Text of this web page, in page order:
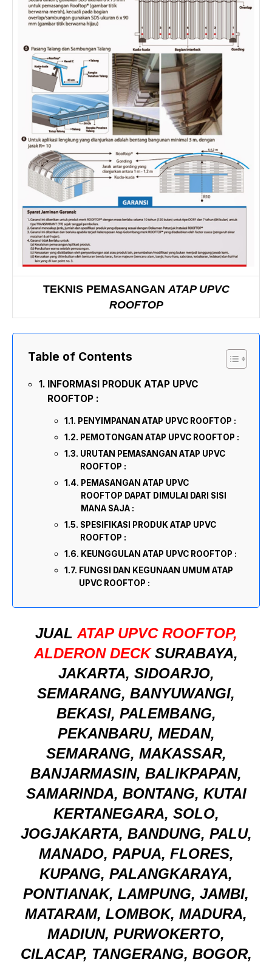
TEKNIS PEMASANGANATAP UPVC
ROOFTOP
Table of Contents
INFORMASI PRODUK ATAP UPVC
ROOFTOP :
PENYIMPANAN ATAP UPVC ROOFTOP :
PEMOTONGAN ATAP UPVC ROOFTOP :
URUTAN PEMASANGAN ATAP UPVC
ROOFTOP :
PEMASANGAN ATAP UPVC
ROOFTOP DAPAT DIMULAI DARI SISI
MANA SAJA :
SPESIFIKASI PRODUK ATAP UPVC
ROOFTOP :
KEUNGGULAN ATAP UPVC ROOFTOP :
FUNGSI DAN KEGUNAAN UMUM ATAP
UPVC ROOFTOP :
JUAL ATAP UPVC ROOFTOP,
ALDERON DECKSURABAYA,
JAKARTA, SIDOARJO,
SEMARANG, BANYUWANGI,
BEKASI, PALEMBANG,
PEKANBARU, MEDAN,
SEMARANG, MAKASSAR,
BANJARMASIN, BALIKPAPAN,
SAMARINDA, BONTANG, KUTAI
KERTANEGARA, SOLO,
JOGJAKARTA, BANDUNG, PALU,
MANADO, PAPUA, FLORES,
KUPANG, PALANGKARAYA,
PONTIANAK, LAMPUNG, JAMBI,
MATARAM, LOMBOK, MADURA,
MADIUN, PURWOKERTO,
CILACAP, TANGERANG, BOGOR,